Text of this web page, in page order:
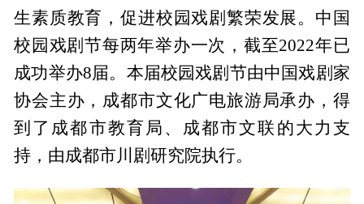
生素质教育，促进校园戏剧繁荣发展。中国
校园戏剧节每两年举办一次，截至2022年已
成功举办8届。本届校园戏剧节由中国戏剧家
协会主办，成都市文化广电旅游局承办，得
到了成都市教育局、成都市文联的大力支
持，由成都市川剧研究院执行。